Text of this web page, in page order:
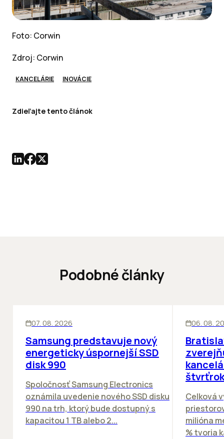
Foto: Corwin
Zdroj: Corwin
KANCELÁRIE INOVÁCIE
Zdieľajte tento článok
Podobné články
07. 08. 2026
Samsung predstavuje nový
energeticky úspornejší SSD
disk 990
Spoločnosť Samsung Electronics
oznámila uvedenie nového SSD disku
990 na trh, ktorý bude dostupný s
kapacitou 1 TB alebo 2...
06. 08.
Celková
milióna
% tvoria